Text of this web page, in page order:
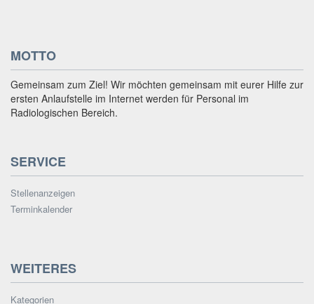
MOTTO
Gemeinsam zum Ziel! Wir möchten gemeinsam mit eurer Hilfe zur
ersten Anlaufstelle im Internet werden für Personal im
Radiologischen Bereich.
SERVICE
Stellenanzeigen
Terminkalender
WEITERES
Kategorien